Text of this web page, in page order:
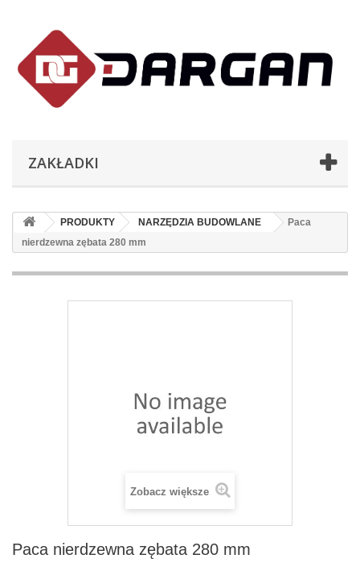
ZAKŁADKI
PRODUKTY NARZĘDZIA BUDOWLANE
Paca
nierdzewna zębata 280 mm
Zobacz większe
Paca nierdzewna zębata 280 mm